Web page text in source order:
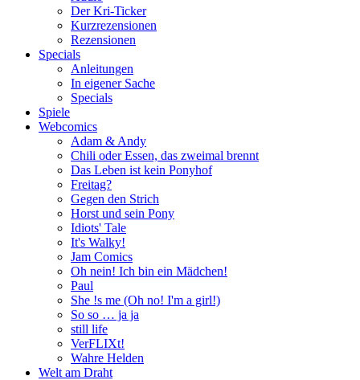
Der Kri-Ticker
Kurzrezensionen
Rezensionen
Specials
Anleitungen
In eigener Sache
Specials
Spiele
Webcomics
Adam & Andy
Chili oder Essen, das zweimal brennt
Das Leben ist kein Ponyhof
Freitag?
Gegen den Strich
Horst und sein Pony
Idiots' Tale
It's Walky!
Jam Comics
Oh nein! Ich bin ein Mädchen!
Paul
She !s me (Oh no! I'm a girl!)
So so … ja ja
still life
VerFLIXt!
Wahre Helden
Welt am Draht